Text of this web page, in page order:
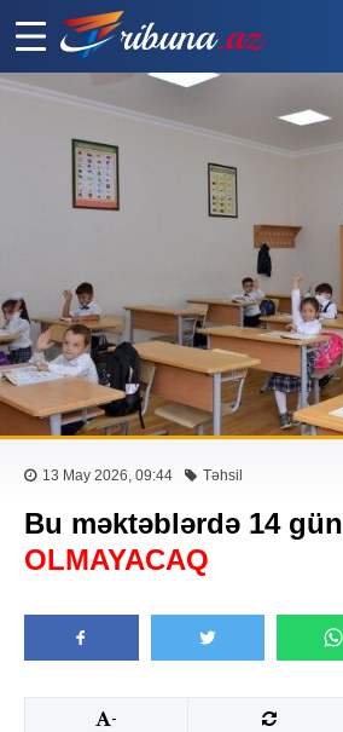
13 May 2026, 09:44 Təhsil
Bu məktəblərdə 14 gün
OLMAYACAQ
-